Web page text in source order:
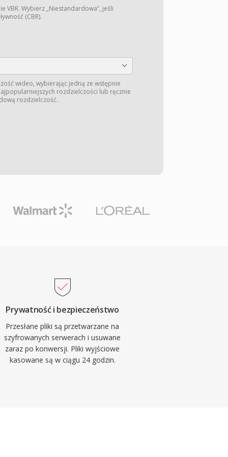
VBR. Wybierz „Niestandardowa”, jeśli
(CBR).
wideo, wybierając jedną ze wstępnie
rozdzielczości lub ręcznie
rozdzielczość.
Prywatność i bezpieczeństwo
Przesłane pliki są przetwarzane na
szyfrowanych serwerach i usuwane
zaraz po konwersji. Pliki wyjściowe
kasowane są w ciągu 24 godzin.